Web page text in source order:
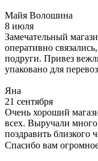
Майя Волошина
8 июля
Замечательный
оперативно
подруги. Привез
упаковано для
Яна
21 сентября
Очень хороший
всех. Выручали много
поздравить близкого
Спасибо вам